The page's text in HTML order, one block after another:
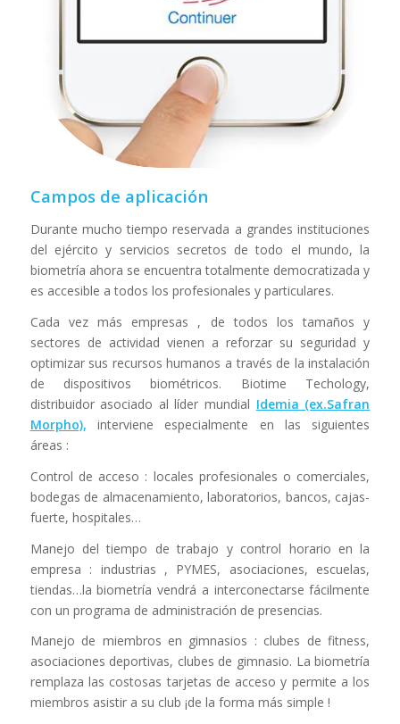
Campos de aplicación
Durante mucho tiempo reservada a grandes instituciones
del ejército y servicios secretos de todo el mundo, la
biometría ahora se encuentra totalmente democratizada y
es accesible a todos los profesionales y particulares.
Cada vez más empresas , de todos los tamaños y
sectores de actividad vienen a reforzar su seguridad y
optimizar sus recursos humanos a través de la instalación
de dispositivos biométricos. Biotime Techology,
distribuidor asociado al líder mundial Idemia (ex.Safran
Morpho), interviene especialmente en las siguientes
áreas :
Control de acceso : locales profesionales o comerciales,
bodegas de almacenamiento, laboratorios, bancos, cajas-
fuerte, hospitales…
Manejo del tiempo de trabajo y control horario en la
empresa : industrias , PYMES, asociaciones, escuelas,
tiendas…la biometría vendrá a interconectarse fácilmente
con un programa de administración de presencias.
Manejo de miembros en gimnasios : clubes de fitness,
asociaciones deportivas, clubes de gimnasio. La biometría
remplaza las costosas tarjetas de acceso y permite a los
miembros asistir a su club ¡de la forma más simple !